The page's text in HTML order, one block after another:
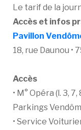
Le tarif de la
Accès et infos
Pavillon
18, rue Daunou •
Accès
• M° Opéra (l. 3,
Parkings
• Service